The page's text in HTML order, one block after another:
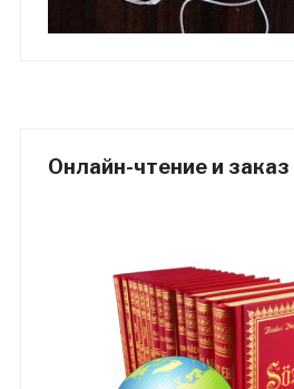
Онлайн-чтение и заказ